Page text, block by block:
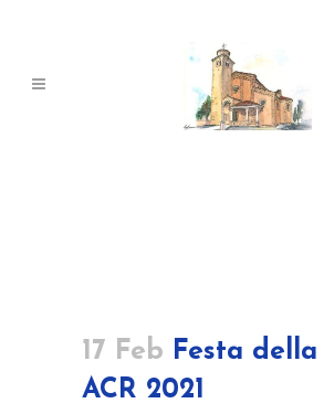
17 Feb Festa della
ACR 2021